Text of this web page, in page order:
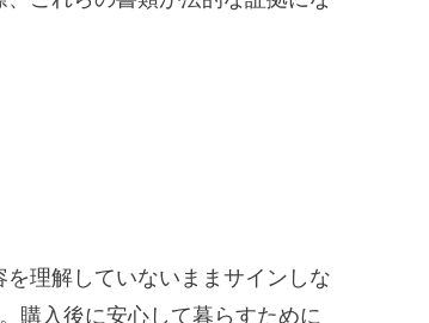
理解していないままサインしな
購入後に安心して暮らすために